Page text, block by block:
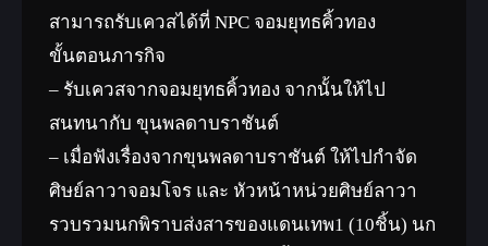
สามารถรับเควสได้ที่ NPC จอมยุทธคิ้วทอง
ขั้นตอนภารกิจ
– รับเควสจากจอมยุทธคิ้วทอง จากนั้นให้ไป
สนทนากับ ขุนพลดาบราชันต์
– เมื่อฟังเรื่องจากขุนพลดาบราชันต์ ให้ไปกำจัด
ศิษย์ลาวาจอมโจร และ หัวหน้าหน่วยศิษย์ลาวา
รวบรวมนกพิราบส่งสารของแดนเทพ1 (10ชิ้น) นก